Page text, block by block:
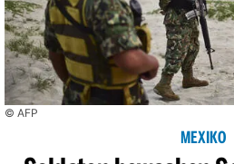
© AFP
MEXIKO